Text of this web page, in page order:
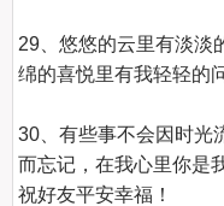
29、悠悠的云里有淡淡
绵的喜悦里有我轻轻的
30、有些事不会因时光
而忘记，在我心里你是
祝好友平安幸福！